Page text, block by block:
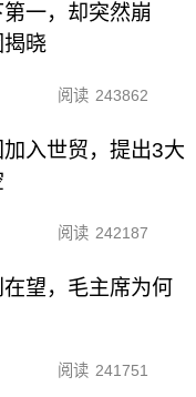
一，却突然崩
揭晓
阅读 243862
入世贸，提出3大
阅读 242187
望，毛主席为何
阅读 241751